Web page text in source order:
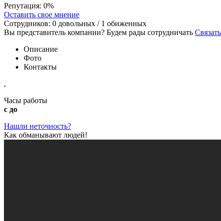
Репутация: 0%
Оставить свое мнение
Сотрудников: 0 довольных / 1 обиженных
Вы представитель компании? Будем рады сотрудничать
Описание
Фото
Контакты
,
Часы работы
с до
Нашли неточность?
Как обманывают людей!